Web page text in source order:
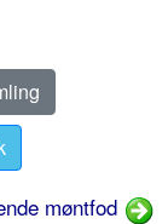
møntfod